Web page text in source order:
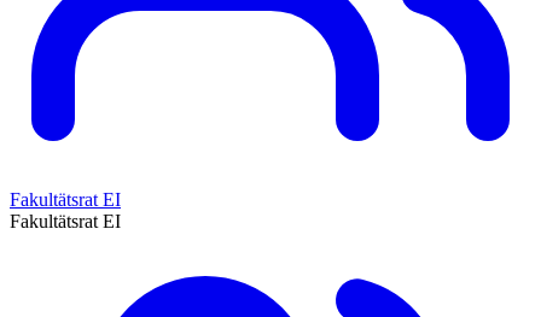
Fakultätsrat EI
Fakultätsrat EI